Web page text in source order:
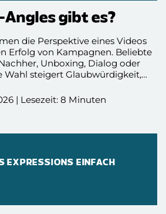
Angles gibt es?
die Perspektive eines Videos
Erfolg von Kampagnen. Beliebte
Unboxing, Dialog oder
Wahl steigert Glaubwürdigkeit,
am besten
| Lesezeit: 8 Minuten
EXPRESSIONS EINFACH